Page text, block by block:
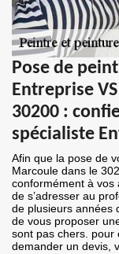
Pose de
Entreprise
30200 :
spécialiste
Afin que la pose de
Marcoule dans le
conformément à vos
de s’adresser au
de plusieurs années
de vous proposer
sont pas chers. pour
demander un devis,